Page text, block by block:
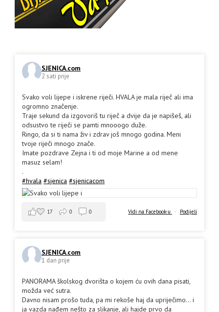
SJENICA.com
2 sati prije
Svako voli lijepe i iskrene riječi. HVALA je mala riječ ali ima
ogromno značenje.
Traje sekund da izgovoriš tu riječ a dvije da je napišeš, ali
odsustvo te riječi se pamti mnooogo duže.
Ringo, da si ti nama živ i zdrav još mnogo godina. Meni
tvoje riječi mnogo znače.
Imate pozdrave Zejna i ti od moje Marine a od mene
masuz selam!
.
#hvala #sjenica #sjenicacom
Vidi na Facebook-u · Podijeli
17 0 0
SJENICA.com
1 dan prije
PANORAMA školskog dvorišta o kojem ću ovih dana pisati,
možda već sutra.
Davno nisam prošo tuda, pa mi rekoše haj da upriječimo... i
ja vazda nađem nešto za slikanje, ali hajde prvo da